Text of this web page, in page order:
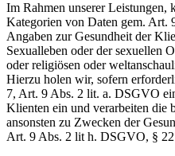
Im Rahmen unserer Leistungen,
Kategorien von Daten gem. Art.
Angaben zur Gesundheit der
Sexualleben oder der sexuellen
oder religiösen oder
Hierzu holen wir, sofern
7, Art. 9 Abs. 2 lit. a. DSGVO
Klienten ein und verarbeiten die
ansonsten zu Zwecken der
Art. 9 Abs. 2 lit h. DSGVO, §